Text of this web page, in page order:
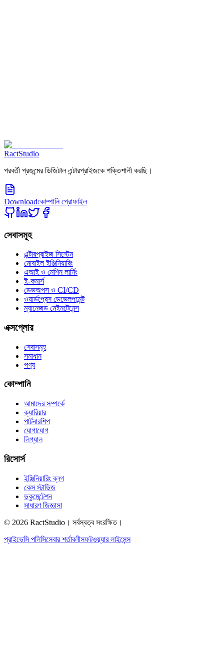
RactStudio
পরবর্তী প্রজন্মের ডিজিটাল এন্টারপ্রাইজকে শক্তিশালী করছি।
Downloadকোম্পানি প্রোফাইল
সেবাসমূহ
এন্টারপ্রাইজ সিস্টেম
মোবাইল ইঞ্জিনিয়ারিং
এআই ও মেশিন লার্নিং
ই-কমার্স
ডেভঅপস ও CI/CD
ওয়ার্ডপ্রেস ডেভেলপমেন্ট
ম্যানেজড মেইনটেনেন্স
এক্সপ্লোর
সেবাসমূহ
সমাধান
পণ্য
কোম্পানি
আমাদের সম্পর্কে
ক্যারিয়ার
পার্টনারশিপ
যোগাযোগ
লিগ্যাল
রিসোর্স
ইঞ্জিনিয়ারিং ব্লগ
কেস স্টাডিজ
ডকুমেন্টেশন
সাধারণ জিজ্ঞাসা
© 2026 RactStudio। সর্বস্বত্ব সংরক্ষিত।
প্রাইভেসি পলিসিসেবার শর্তাবলীসফটওয়্যার লাইসেন্স